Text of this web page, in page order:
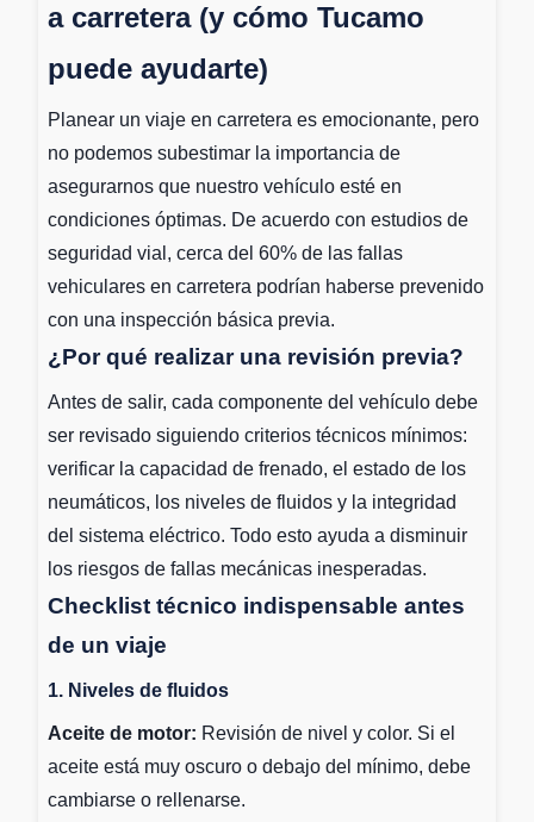
a carretera (y cómo Tucamo
puede ayudarte)
Planear un viaje en carretera es emocionante, pero
no podemos subestimar la importancia de
asegurarnos que nuestro vehículo esté en
condiciones óptimas. De acuerdo con estudios de
seguridad vial, cerca del 60% de las fallas
vehiculares en carretera podrían haberse prevenido
con una inspección básica previa.
¿Por qué realizar una revisión previa?
Antes de salir, cada componente del vehículo debe
ser revisado siguiendo criterios técnicos mínimos:
verificar la capacidad de frenado, el estado de los
neumáticos, los niveles de fluidos y la integridad
del sistema eléctrico. Todo esto ayuda a disminuir
los riesgos de fallas mecánicas inesperadas.
Checklist técnico indispensable antes
de un viaje
1. Niveles de fluidos
Aceite de motor: Revisión de nivel y color. Si el
aceite está muy oscuro o debajo del mínimo, debe
cambiarse o rellenarse.